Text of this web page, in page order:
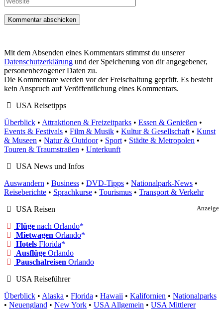
Mit dem Absenden eines Kommentars stimmst du unserer
Datenschutzerklärung und der Speicherung von dir angegebener,
personenbezogener Daten zu.
Die Kommentare werden vor der Freischaltung geprüft. Es besteht
kein Anspruch auf Veröffentlichung eines Kommentars.
USA Reisetipps
Überblick • Attraktionen & Freizeitparks • Essen & Genießen •
Events & Festivals • Film & Musik • Kultur & Gesellschaft • Kunst
& Museen • Natur & Outdoor• Sport • Städte & Metropolen •
Touren & Traumstraßen • Unterkunft
USA News und Infos
Auswandern • Business • DVD-Tipps • Nationalpark-News •
Reiseberichte • Sprachkurse • Tourismus • Transport & Verkehr
Anzeige
USA Reisen
Flüge nach Orlando
Mietwagen Orlando
Hotels Florida
Ausflüge Orlando
Pauschalreisen Orlando
USA Reiseführer
Überblick • Alaska • Florida • Hawaii • Kalifornien • Nationalparks
• Neuengland • New York • USA Allgemein • USA Mittlerer